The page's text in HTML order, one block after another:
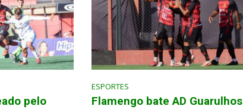
pelo
ESPORTES
Flamengo bate AD Guarulhos